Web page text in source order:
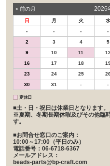
< 前の⽉ 2026
日 月 火 水
-
- - -
2
3 4 5
9
10 11 12
16
17 18
23
24 25
30
31 - -
定休日
■土・日・祝日は休業日となります。
※夏期、冬期長期休暇及びその他臨
す。
■お問合せ窓口のご案内：
10:00～17:00（平日のみ）
電話番号：06-6718-6367
メールアドレス：
beads-parts@bp-craft.com